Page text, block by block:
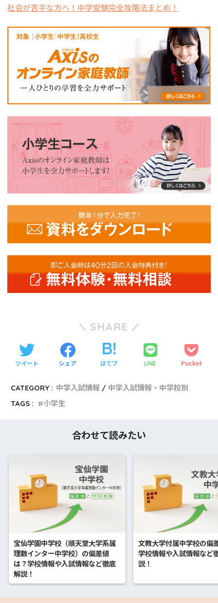
社会が苦手な方へ！中学受験完全攻略法まとめ！
SHARE
ツイート シェア はてブ LINE Pocket
CATEGORY : 中学入試情報
中学入試情報・中学校別
TAGS :
小学生
合わせて読みたい
宝仙学園中学校（順天堂大学系属
理数インター中学校）の偏差値
は？学校情報や入試情報など徹底
解説！
文教大学付属中学校の偏
学校情報や入試情報など
説！